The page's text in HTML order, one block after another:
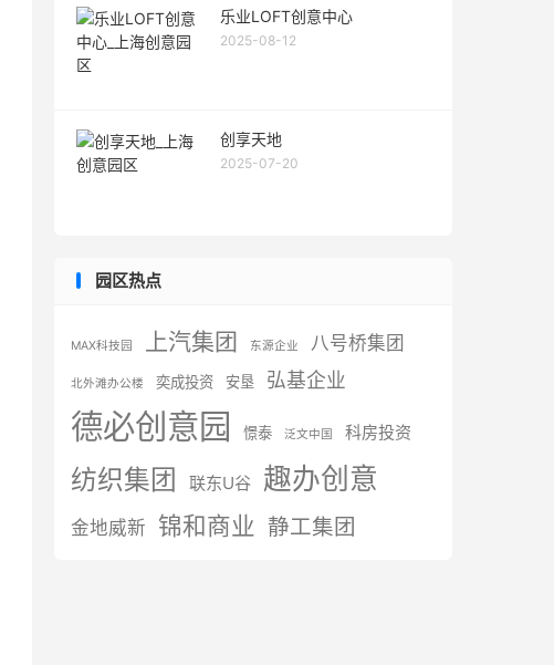
乐业LOFT创意中心
2025-08-12
创享天地
2025-07-20
园区热点
MAX科技园 上汽集团 东源企业 八号桥集团
北外滩办公楼 奕成投资 安垦 弘基企业
德必创意园 憬泰 泛文中国 科房投资
纺织集团 联东U谷 趣办创意
金地威新 锦和商业 静工集团